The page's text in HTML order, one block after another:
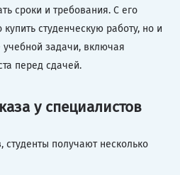
сроки и требования. С его
студенческую работу, но и
задачи, включая
перед сдачей.
у специалистов
получают несколько